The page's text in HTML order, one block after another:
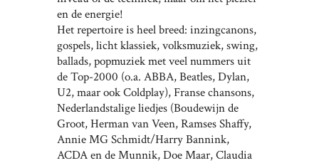
en de energie!
Het repertoire is heel breed: inzingcanons,
gospels, licht klassiek, volksmuziek, swing,
ballads, popmuziek met veel nummers uit
de Top-2000 (o.a. ABBA, Beatles, Dylan,
U2, maar ook Coldplay), Franse chansons,
Nederlandstalige liedjes (Boudewijn de
Groot, Herman van Veen, Ramses Shaffy,
Annie MG Schmidt/Harry Bannink,
ACDA en de Munnik, Doe Maar, Claudia